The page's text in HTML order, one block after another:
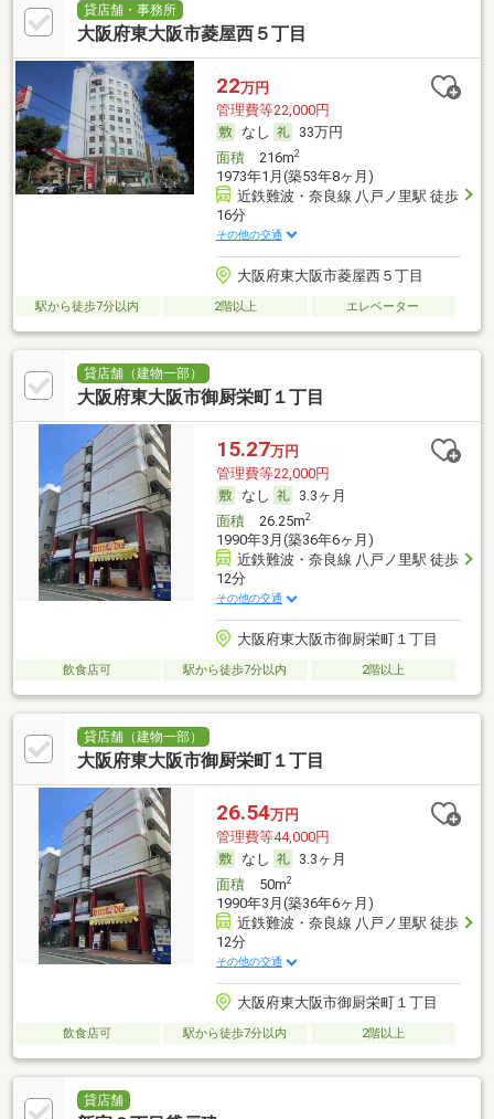
貸店舗・事務所
大阪府東大阪市菱屋西５丁目
22万円
管理費等22,000円
なし
33万円
面積216m2
1973年1月(築53年8ヶ月)
近鉄難波・奈良線 八戸ノ里駅 徒歩
16分
その他の交通
大阪府東大阪市菱屋西５丁目
駅から徒歩7分以内 2階以上 エレベーター
貸店舗（建物一部）
大阪府東大阪市御厨栄町１丁目
15.27万円
管理費等22,000円
なし
3.3ヶ月
面積26.25m2
1990年3月(築36年6ヶ月)
近鉄難波・奈良線 八戸ノ里駅 徒歩
12分
その他の交通
大阪府東大阪市御厨栄町１丁目
飲食店可 駅から徒歩7分以内 2階以上
貸店舗（建物一部）
大阪府東大阪市御厨栄町１丁目
26.54万円
管理費等44,000円
なし
3.3ヶ月
面積50m2
1990年3月(築36年6ヶ月)
近鉄難波・奈良線 八戸ノ里駅 徒歩
12分
その他の交通
大阪府東大阪市御厨栄町１丁目
飲食店可 駅から徒歩7分以内 2階以上
貸店舗